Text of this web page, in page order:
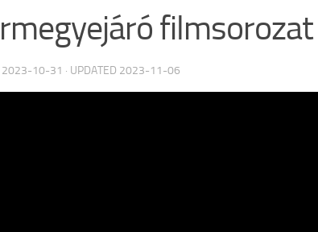
filmsorozat
2023-10-31 · UPDATED 2023-11-06